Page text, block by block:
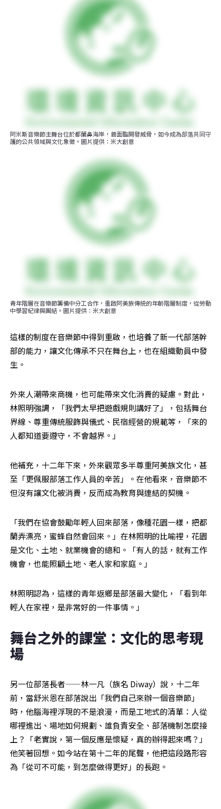
阿米斯音樂節主舞台位於都蘭鼻海岸，曾面臨開發威脅，如今成為部落共同守
護的公共領域與文化象徵。圖片提供：米大創意
青年階層在音樂節籌備中分工合作，重啟阿美族傳統的年齡階層制度，從勞動
中學習紀律與團結。圖片提供：米大創意
這樣的制度在音樂節中得到重啟，也培養了新一代部落幹
部的能力，讓文化傳承不只在舞台上，也在組織動員中發
生。
外來人潮帶來商機，也可能帶來文化消費的疑慮。對此，
林照明強調，「我們太早把遊戲規則講好了」，包括舞台
界線、尊重傳統服飾與儀式、民宿經營的規範等，「來的
人都知道要遵守，不會越界。」
他補充，十二年下來，外來觀眾多半尊重阿美族文化，甚
至「更佩服部落工作人員的辛苦」。在他看來，音樂節不
但沒有讓文化被消費，反而成為教育與連結的契機。
「我們在協會鼓勵年輕人回來部落，像種花園一樣，把都
蘭弄漂亮，蜜蜂自然會回來。」在林照明的比喻裡，花園
是文化、土地、就業機會的總和。「有人的話，就有工作
機會，也能照顧土地、老人家和家庭。」
林照明認為，這樣的青年返鄉是部落最大變化，「看到年
輕人在家裡，是非常好的一件事情。」
舞台之外的課堂：文化的思考現
場
另一位部落長者——林一凡（族名 Diway）說，十二年
前，當舒米恩在部落說出「我們自己來辦一個音樂節」
時，他腦海裡浮現的不是浪漫，而是工地式的清單：人從
哪裡進出、場地如何規劃、誰負責安全、部落機制怎麼接
上？「老實說，第一個反應是懷疑，真的辦得起來嗎？」
他笑著回想。如今站在第十二年的尾聲，他把這段路形容
為「從可不可能，到怎麼做得更好」的長跑。